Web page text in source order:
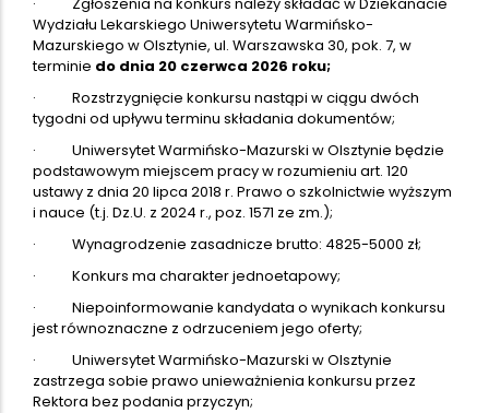
Wydziału Lekarskiego Uniwersytetu Warmińsko-
Mazurskiego w Olsztynie, ul. Warszawska 30, pok. 7, w
terminie do dnia 20 czerwca 2026 roku;
· Rozstrzygnięcie konkursu nastąpi w ciągu dwóch
tygodni od upływu terminu składania dokumentów;
· Uniwersytet Warmińsko-Mazurski w Olsztynie będzie
podstawowym miejscem pracy w rozumieniu art. 120
ustawy z dnia 20 lipca 2018 r. Prawo o szkolnictwie wyższym
i nauce (t.j. Dz.U. z 2024 r., poz. 1571 ze zm.);
· Wynagrodzenie zasadnicze brutto: 4825-5000 zł;
· Konkurs ma charakter jednoetapowy;
· Niepoinformowanie kandydata o wynikach konkursu
jest równoznaczne z odrzuceniem jego oferty;
· Uniwersytet Warmińsko-Mazurski w Olsztynie
zastrzega sobie prawo unieważnienia konkursu przez
Rektora bez podania przyczyn;